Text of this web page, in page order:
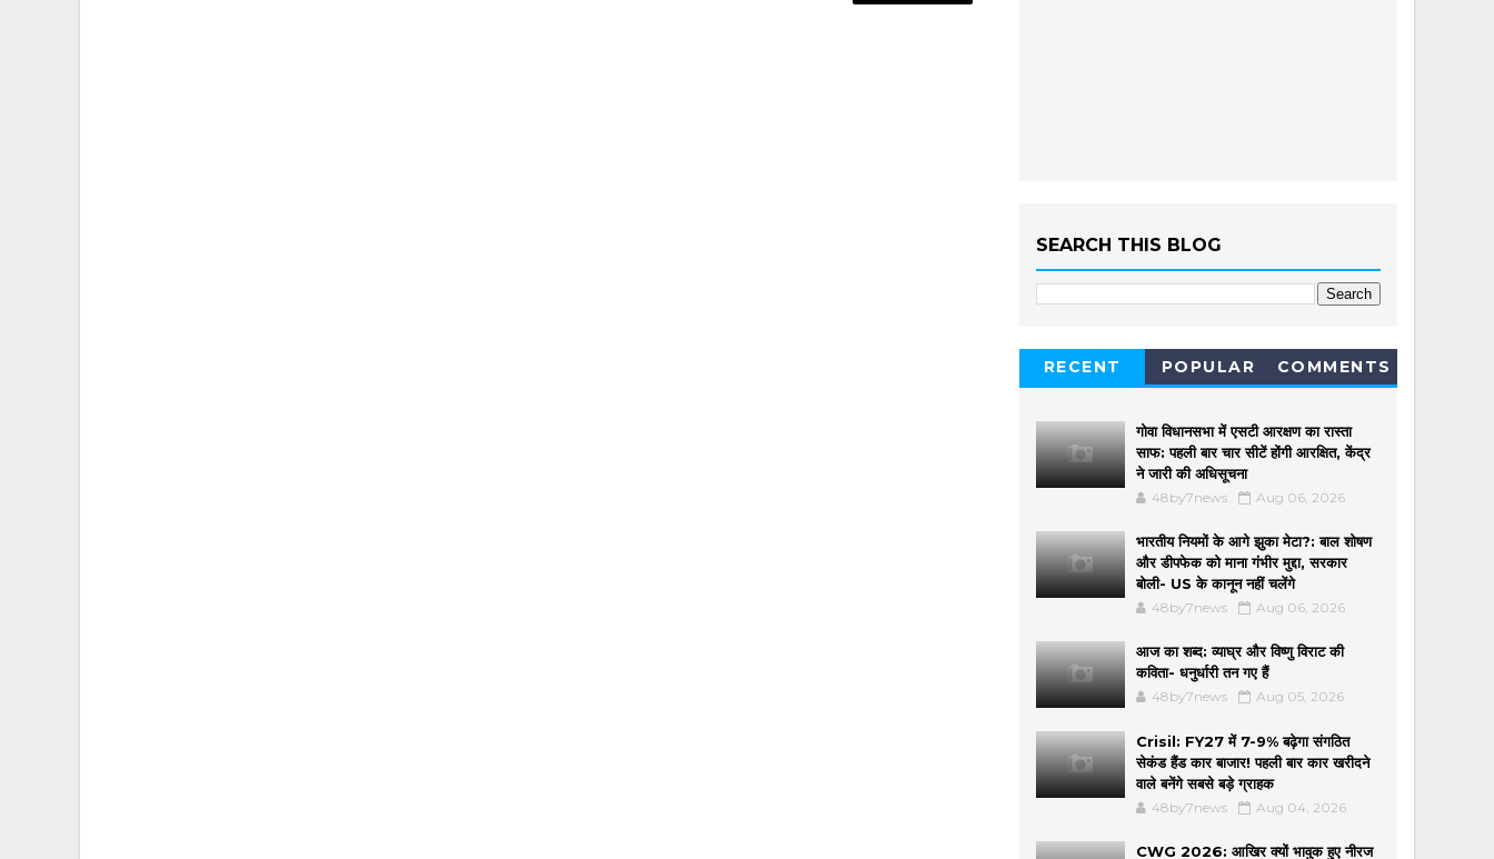
SEARCH THIS BLOG
RECENT POPULAR COMMENTS
गोवा विधानसभा में एसटी आरक्षण का रास्ता
साफ: पहली बार चार सीटें होंगी आरक्षित, केंद्र
ने जारी की अधिसूचना
48by7news Aug 06, 2026
भारतीय नियमों के आगे झुका मेटा?: बाल शोषण
और डीपफेक को माना गंभीर मुद्दा, सरकार
बोली- US के कानून नहीं चलेंगे
48by7news Aug 06, 2026
आज का शब्द: व्याघ्र और विष्णु विराट की
कविता- धनुर्धारी तन गए हैं
48by7news Aug 05, 2026
Crisil: FY27 में 7-9% बढ़ेगा संगठित
सेकंड हैंड कार बाजार! पहली बार कार खरीदने
वाले बनेंगे सबसे बड़े ग्राहक
48by7news Aug 04, 2026
CWG 2026: आखिर क्यों भावुक हुए नीरज